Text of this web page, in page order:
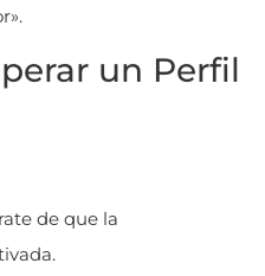
un Perfil
de que la